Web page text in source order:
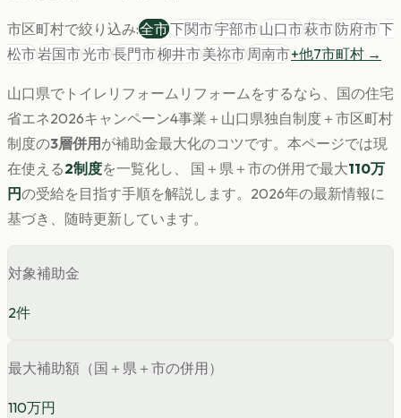
市区町村で絞り込み:全市下関市宇部市山口市萩市防府市下
松市岩国市光市長門市柳井市美祢市周南市+他7市町村 →
山口県で トイレリフォーム リフォームをするなら、国の住宅
省エネ2026キャンペーン4事業＋ 山口県独自制度＋市区町村
制度の3層併用 が補助金最大化のコツです。 本ページでは現
在使える2制度を一覧化し、 国＋県＋市の併用で最大110万
円の受給を目指す手順を解説します。 2026年の最新情報に
基づき、随時更新しています。
対象補助金
2件
最大補助額（国＋県＋市の併用）
110万円